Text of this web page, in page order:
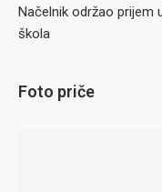
Načelnik održao prijem
škola
Foto priče